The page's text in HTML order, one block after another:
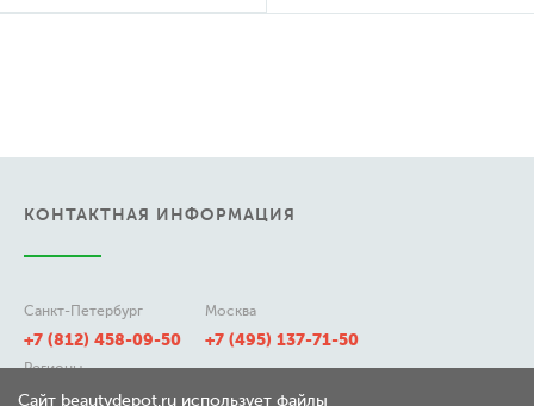
КОНТАКТНАЯ ИНФОРМАЦИЯ
Санкт-Петербург
+7 (812) 458-09-50
Москва
+7 (495) 137-71-50
Регионы
8 (800) 511-21-50
Сайт beautydepot.ru использует файлы